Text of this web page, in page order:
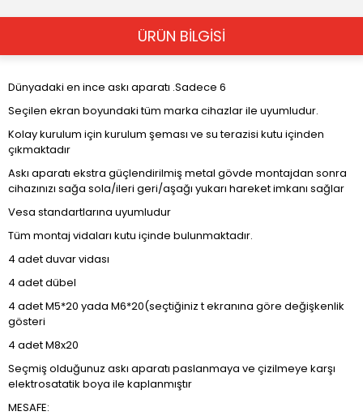
ÜRÜN BİLGİSİ
Dünyadaki en ince askı aparatı .Sadece 6
Seçilen ekran boyundaki tüm marka cihazlar ile uyumludur.
Kolay kurulum için kurulum şeması ve su terazisi kutu içinden
çıkmaktadır
Askı aparatı ekstra güçlendirilmiş metal gövde montajdan sonra
cihazınızı sağa sola/ileri geri/aşağı yukarı hareket imkanı sağlar
Vesa standartlarına uyumludur
Tüm montaj vidaları kutu içinde bulunmaktadır.
4 adet duvar vidası
4 adet dübel
4 adet M5*20 yada M6*20(seçtiğiniz t ekranına göre değişkenlik
gösteri
4 adet M8x20
Seçmiş olduğunuz askı aparatı paslanmaya ve çizilmeye karşı
elektrosatatik boya ile kaplanmıştır
MESAFE: